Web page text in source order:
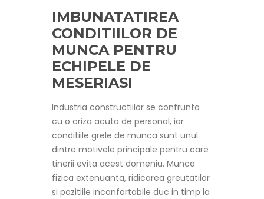
IMBUNATATIREA
CONDITIILOR DE
MUNCA PENTRU
ECHIPELE DE
MESERIASI
Industria constructiilor se confrunta
cu o criza acuta de personal, iar
conditiile grele de munca sunt unul
dintre motivele principale pentru care
tinerii evita acest domeniu. Munca
fizica extenuanta, ridicarea greutatilor
si pozitiile inconfortabile duc in timp la